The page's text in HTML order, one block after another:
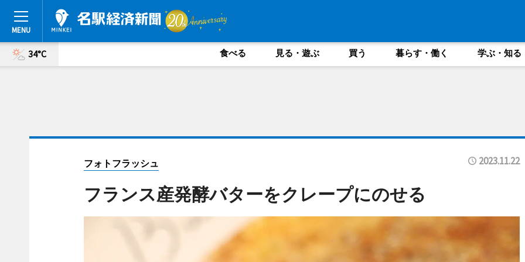
34°C 食べる 見る・遊ぶ 買う 暮らす・働く 学ぶ・知る
フォトフラッシュ 2023.11.22
フランス産発酵バターをクレープにのせる